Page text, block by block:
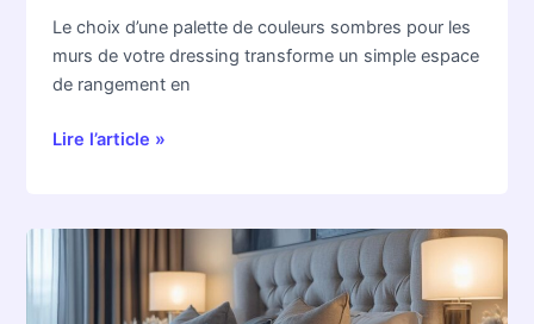
Le choix d’une palette de couleurs sombres pour les
murs de votre dressing transforme un simple espace
de rangement en
Lire l’article »
Comment
choisir